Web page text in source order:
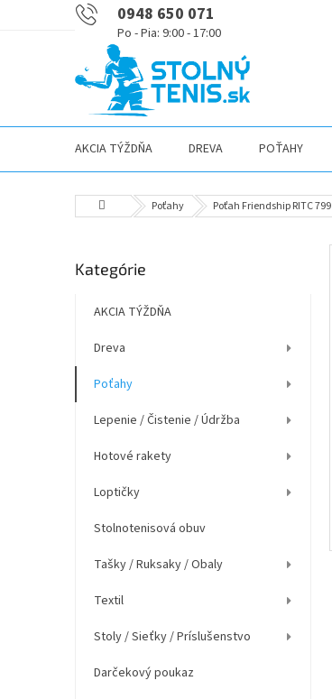
0948 650 071
AKCIA TÝŽDŇA DREVA POŤAHY
DomovPoťahy Poťah Friendship RITC 799
o
a
Preskočiť
Kategórie
AKCIA TÝŽDŇA
Dreva
Poťahy
Lepenie / Čistenie / Údržba
Hotové rakety
Loptičky
Stolnotenisová obuv
Tašky / Ruksaky / Obaly
Textil
Stoly / Sieťky / Príslušenstvo
Darčekový poukaz